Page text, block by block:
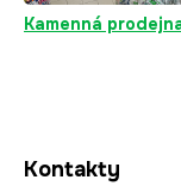
Kamenná
Kontakty